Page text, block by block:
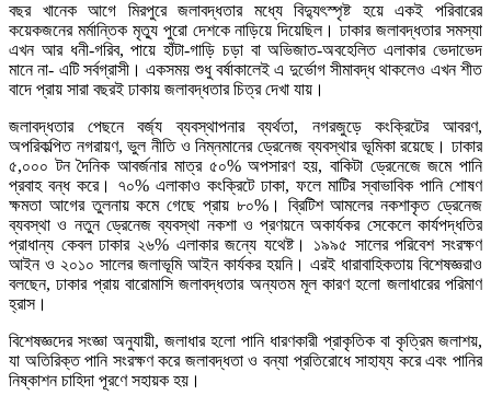
বছর খানেক আগে মিরপুরে জলাবদ্ধতার মধ্যে বিদ্যুৎস্পৃষ্ট হয়ে একই পরিবারের
কয়েকজনের মর্মান্তিক মৃত্যু পুরো দেশকে নাড়িয়ে দিয়েছিল। ঢাকার জলাবদ্ধতার সমস্যা
এখন আর ধনী-গরিব, পায়ে হাঁটা-গাড়ি চড়া বা অভিজাত-অবহেলিত এলাকার ভেদাভেদ
মানে না- এটি সর্বগ্রাসী। একসময় শুধু বর্ষাকালেই এ দুর্ভোগ সীমাবদ্ধ থাকলেও এখন শীত
বাদে প্রায় সারা বছরই ঢাকায় জলাবদ্ধতার চিত্র দেখা যায়।
জলাবদ্ধতার পেছনে বর্জ্য ব্যবস্থাপনার ব্যর্থতা, নগরজুড়ে কংক্রিটের আবরণ,
অপরিকল্পিত নগরায়ণ, ভুল নীতি ও নিম্নমানের ড্রেনেজ ব্যবস্থার ভূমিকা রয়েছে। ঢাকার
৫,০০০ টন দৈনিক আবর্জনার মাত্র ৫০% অপসারণ হয়, বাকিটা ড্রেনেজে জমে পানি
প্রবাহ বন্ধ করে। ৭০% এলাকাও কংক্রিটে ঢাকা, ফলে মাটির স্বাভাবিক পানি শোষণ
ক্ষমতা আগের তুলনায় কমে গেছে প্রায় ৮০%। ব্রিটিশ আমলের নকশাকৃত ড্রেনেজ
ব্যবস্থা ও নতুন ড্রেনেজ ব্যবস্থা নকশা ও প্রণয়নে অকার্যকর সেকেলে কার্যপদ্ধতির
প্রাধান্য কেবল ঢাকার ২৬% এলাকার জন্যে যথেষ্ট। ১৯৯৫ সালের পরিবেশ সংরক্ষণ
আইন ও ২০১০ সালের জলাভূমি আইন কার্যকর হয়নি। এরই ধারাবাহিকতায় বিশেষজ্ঞরাও
বলছেন, ঢাকার প্রায় বারোমাসি জলাবদ্ধতার অন্যতম মূল কারণ হলো জলাধারের পরিমাণ
হ্রাস।
বিশেষজ্ঞদের সংজ্ঞা অনুযায়ী, জলাধার হলো পানি ধারণকারী প্রাকৃতিক বা কৃত্রিম জলাশয়,
যা অতিরিক্ত পানি সংরক্ষণ করে জলাবদ্ধতা ও বন্যা প্রতিরোধে সাহায্য করে এবং পানির
নিষ্কাশন চাহিদা পূরণে সহায়ক হয়।